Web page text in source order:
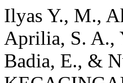
Ilyas Y., M.,
Aprilia, S. A.,
Badia, E., &